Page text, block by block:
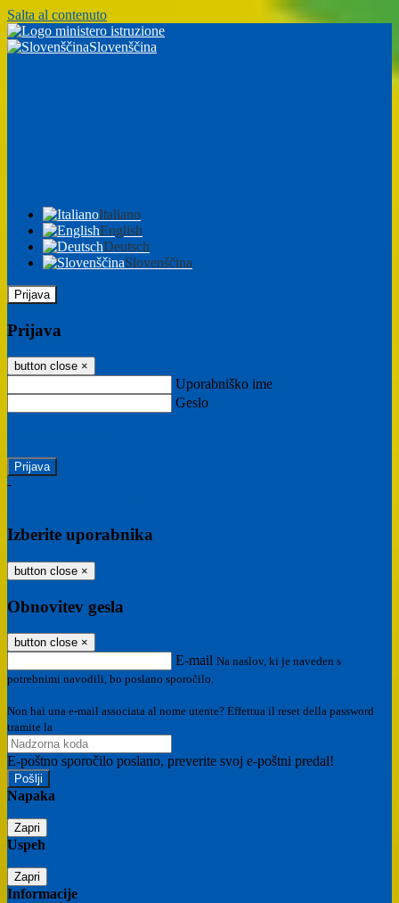
Salta al contenuto
Slovenščina
Italiano
English
Deutsch
Slovenščina
Prijava
Prijava
button close ×
Uporabniško ime
Geslo
-
Izberite uporabnika
button close ×
Obnovitev gesla
button close ×
E-mail Na naslov, ki je naveden s
potrebnimi navodili, bo poslano sporočilo.
Non hai una e-mail associata al nome utente? Effettua il reset della password
tramite la
E-poštno sporočilo poslano, preverite svoj e-poštni predal!
Napaka
Zapri
Uspeh
Zapri
Informacije